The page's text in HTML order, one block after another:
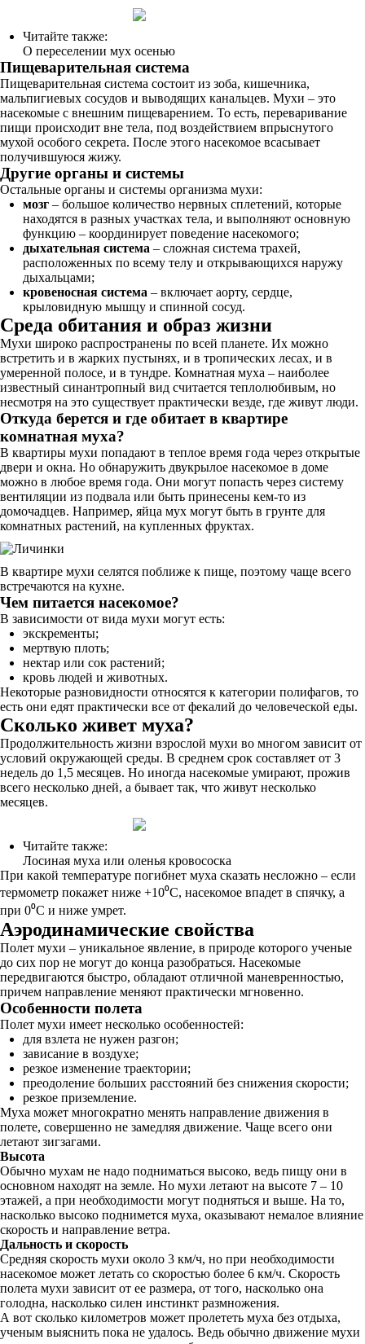
Читайте также:
О переселении мух осенью
Пищеварительная система
Пищеварительная система состоит из зоба, кишечника,
мальпигиевых сосудов и выводящих канальцев. Мухи – это
насекомые с внешним пищеварением. То есть, переваривание
пищи происходит вне тела, под воздействием впрыснутого
мухой особого секрета. После этого насекомое всасывает
получившуюся жижу.
Другие органы и системы
Остальные органы и системы организма мухи:
мозг – большое количество нервных сплетений, которые
находятся в разных участках тела, и выполняют основную
функцию – координирует поведение насекомого;
дыхательная система – сложная система трахей,
расположенных по всему телу и открывающихся наружу
дыхальцами;
кровеносная система – включает аорту, сердце,
крыловидную мышцу и спинной сосуд.
Среда обитания и образ жизни
Мухи широко распространены по всей планете. Их можно
встретить и в жарких пустынях, и в тропических лесах, и в
умеренной полосе, и в тундре. Комнатная муха – наиболее
известный синантропный вид считается теплолюбивым, но
несмотря на это существует практически везде, где живут люди.
Откуда берется и где обитает в квартире
комнатная муха?
В квартиры мухи попадают в теплое время года через открытые
двери и окна. Но обнаружить двукрылое насекомое в доме
можно в любое время года. Они могут попасть через систему
вентиляции из подвала или быть принесены кем-то из
домочадцев. Например, яйца мух могут быть в грунте для
комнатных растений, на купленных фруктах.
В квартире мухи селятся поближе к пище, поэтому чаще всего
встречаются на кухне.
Чем питается насекомое?
В зависимости от вида мухи могут есть:
экскременты;
мертвую плоть;
нектар или сок растений;
кровь людей и животных.
Некоторые разновидности относятся к категории полифагов, то
есть они едят практически все от фекалий до человеческой еды.
Сколько живет муха?
Продолжительность жизни взрослой мухи во многом зависит от
условий окружающей среды. В среднем срок составляет от 3
недель до 1,5 месяцев. Но иногда насекомые умирают, прожив
всего несколько дней, а бывает так, что живут несколько
месяцев.
Читайте также:
Лосиная муха или оленья кровососка
При какой температуре погибнет муха сказать несложно – если
термометр покажет ниже +10⁰С, насекомое впадет в спячку, а
при 0⁰С и ниже умрет.
Аэродинамические свойства
Полет мухи – уникальное явление, в природе которого ученые
до сих пор не могут до конца разобраться. Насекомые
передвигаются быстро, обладают отличной маневренностью,
причем направление меняют практически мгновенно.
Особенности полета
Полет мухи имеет несколько особенностей:
для взлета не нужен разгон;
зависание в воздухе;
резкое изменение траектории;
преодоление больших расстояний без снижения скорости;
резкое приземление.
Муха может многократно менять направление движения в
полете, совершенно не замедляя движение. Чаще всего они
летают зигзагами.
Высота
Обычно мухам не надо подниматься высоко, ведь пищу они в
основном находят на земле. Но мухи летают на высоте 7 – 10
этажей, а при необходимости могут подняться и выше. На то,
насколько высоко поднимется муха, оказывают немалое влияние
скорость и направление ветра.
Дальность и скорость
Средняя скорость мухи около 3 км/ч, но при необходимости
насекомое может летать со скоростью более 6 км/ч. Скорость
полета мухи зависит от ее размера, от того, насколько она
голодна, насколько силен инстинкт размножения.
А вот сколько километров может пролететь муха без отдыха,
ученым выяснить пока не удалось. Ведь обычно движение мухи